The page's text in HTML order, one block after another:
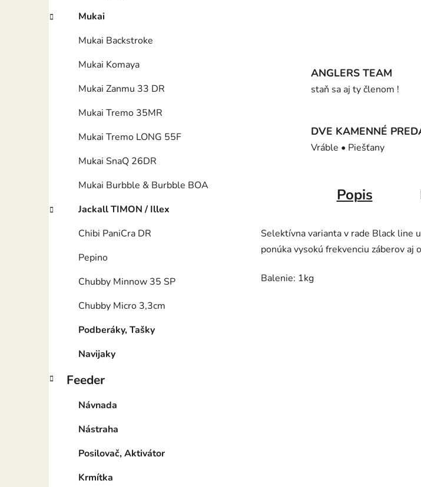
Mukai
Mukai Backstroke
Mukai Komaya
Mukai Zanmu 33 DR
Mukai Tremo 35MR
Mukai Tremo LONG 55F
Mukai SnaQ 26DR
Mukai Burbble & Burbble BOA
Jackall TIMON / Illex
Chibi PaniCra DR
Pepino
Chubby Minnow 35 SP
Chubby Micro 3,3cm
Podberáky, Tašky
Navijaky
Feeder
Návnada
Nástraha
Posilovač, Aktivátor
Krmítka
ANGLERS TEAM
staň sa aj ty členom !
DVE KAMENNÉ
Vráble • Piešťany
Popis
Selektívna varianta v rade Black line
ponúka vysokú frekvenciu záberov aj
Balenie: 1kg